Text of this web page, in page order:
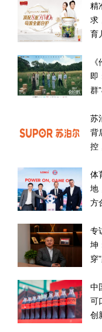
精
求
育
即
群
苏
背
控
体
地
方
专
坤
穿
中
可
创